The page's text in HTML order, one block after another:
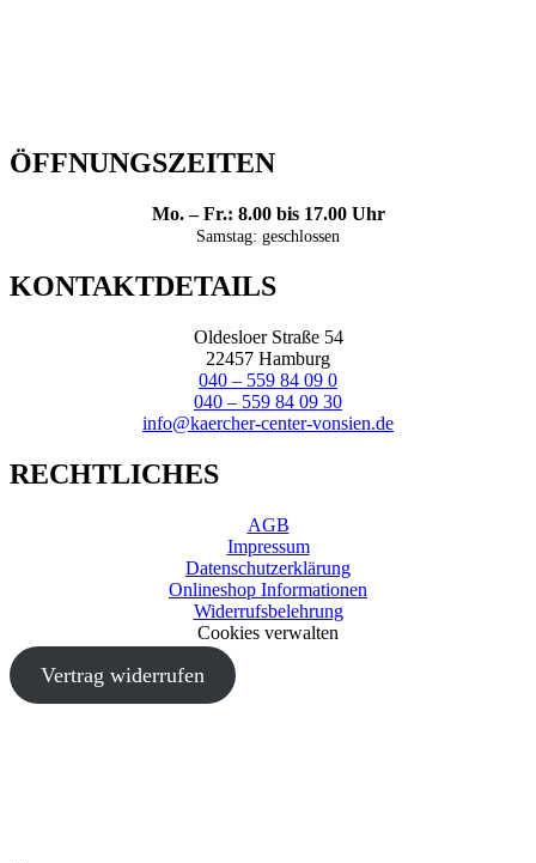
ÖFFNUNGSZEITEN
Mo. – Fr.: 8.00 bis 17.00 Uhr
Samstag: geschlossen
KONTAKTDETAILS
Oldesloer Straße 54
22457 Hamburg
040 – 559 84 09 0
040 – 559 84 09 30
info@kaercher-center-vonsien.de
RECHTLICHES
AGB
Impressum
Datenschutzerklärung
Onlineshop Informationen
Widerrufsbelehrung
Cookies verwalten
Vertrag widerrufen